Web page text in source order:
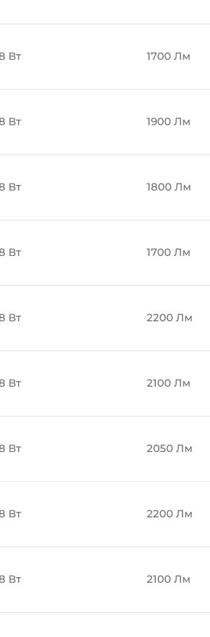
Вт 1700 Лм
Вт 1900 Лм
Вт 1800 Лм
Вт 1700 Лм
Вт 2200 Лм
Вт 2100 Лм
Вт 2050 Лм
Вт 2200 Лм
Вт 2100 Лм